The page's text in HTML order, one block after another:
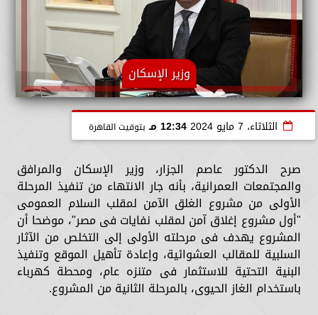
وزير الإسكان
الثلاثاء، 7 مايو 2024 12:34 مـ بتوقيت القاهرة
صرح الدكتور عاصم الجزار، وزير الإسكان والمرافق
والمجتمعات العمرانية، بأنه جار الانتهاء من تنفيذ المرحلة
الأولى من مشروع الغلق الآمن لمقلب السلام العمومى
"أول مشروع إغلاق آمن لمقلب نفايات فى مصر"، موضحا أن
المشروع يهدف فى مرحلته الأولى إلى التخلص من الآثار
السلبية للمقالب العشوائية، وإعادة تأهيل الموقع وتنفيذ
البنية التحتية للاستثمار فى متنزه عام، ومحطة كهرباء
باستخدام الغاز الحيوى، بالمرحلة الثانية من المشروع.